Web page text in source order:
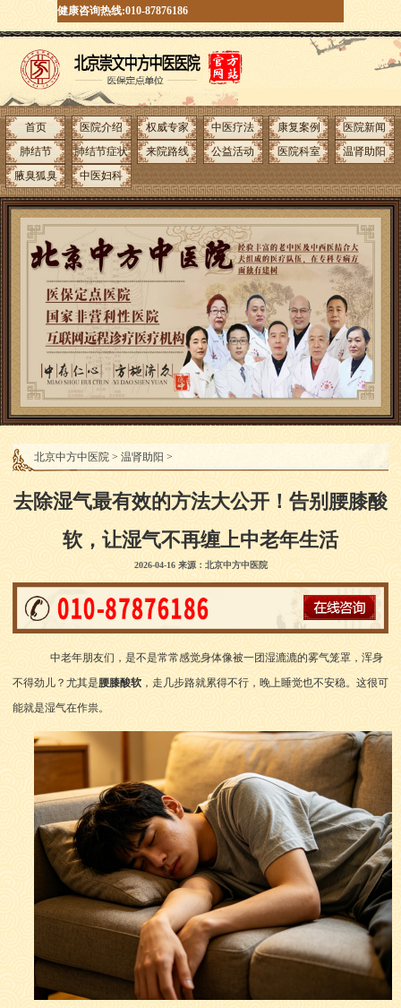
健康咨询热线:010-87876186
首页 医院介绍 权威专家 中医疗法 康复案例
医院新闻
肺结节
肺结节症状 来院路线 公益活动 医院科室
温肾助阳
腋臭狐臭
中医妇科
北京中方中医院 > 温肾助阳 >
去除湿气最有效的方法大公开！告别腰膝酸
软，让湿气不再缠上中老年生活
2026-04-16 来源：北京中方中医院
中老年朋友们，是不是常常感觉身体像被一团湿漉漉的雾气笼罩，浑身
不得劲儿？尤其是腰膝酸软 ，走几步路就累得不行，晚上睡觉也不安稳。这很可
能就是湿气在作祟。